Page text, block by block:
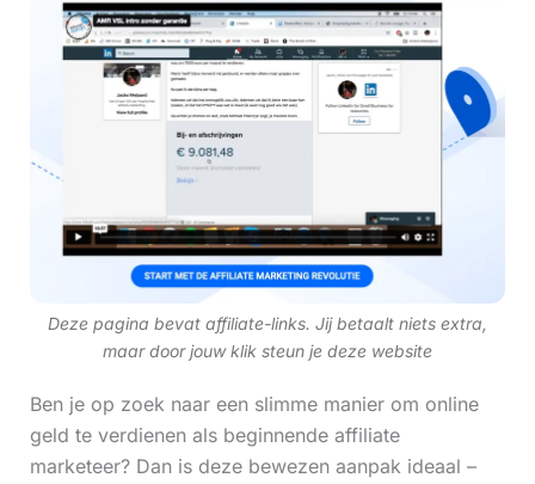
Deze pagina bevat affiliate-links. Jij betaalt niets extra,
maar door jouw klik steun je deze website
Ben je op zoek naar een slimme manier om online
geld te verdienen als beginnende affiliate
marketeer? Dan is deze bewezen aanpak ideaal –